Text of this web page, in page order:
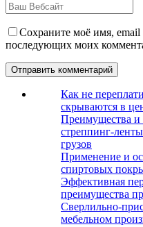
Сохраните моё имя, email
последующих моих
Как не
скрываются в
Преимущества и
стреппинг-
грузов
Применение и
спиртовых
Эффективная
преимущества
Сверлильно-
мебельном